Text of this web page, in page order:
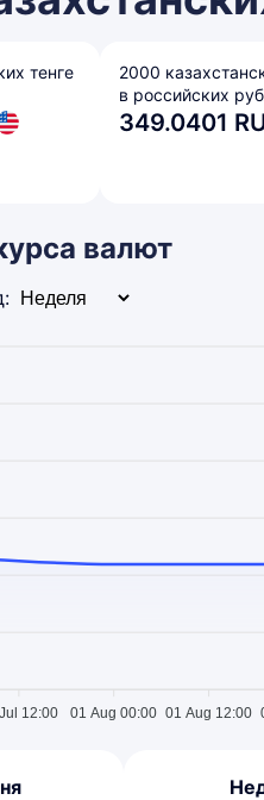
тенге
2000
в российских
349.0401
валют
12:00 01 Aug 00:00 01 Aug 12:00